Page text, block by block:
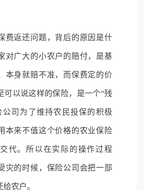
费返还问题，背后的原因是什
对广大的小农户的赔付，是基
本身就赔不准，而保费定的价
可以说这样的保险，是一个“残
公司为了维持农民投保的积极
本来不值这个价格的农业保险
代。所以在实际的操作过程
灾的时候，保险公司会把一部
农户。